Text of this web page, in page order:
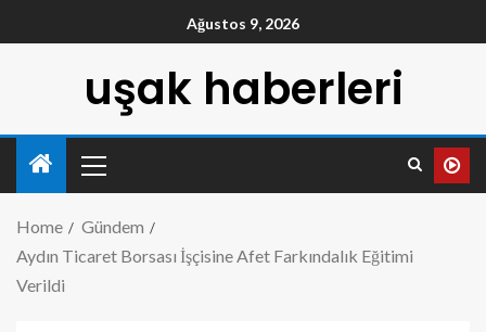
Ağustos 9, 2026
uşak haberleri
Home
Gündem
Aydın Ticaret Borsası İşçisine Afet Farkındalık Eğitimi
Verildi